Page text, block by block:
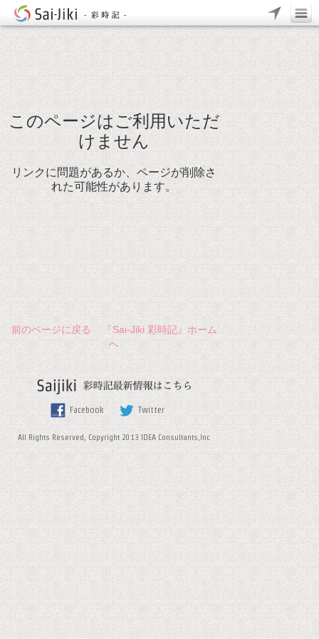
このページはご利用いただ
けません
リンクに問題があるか、ページが削除さ
れた可能性があります。
前のページに戻る
『Sai-Jiki 彩時記』ホーム
へ
Facebook Twitter
All Rights Reserved, Copyright 2013 IDEA Consultants,Inc